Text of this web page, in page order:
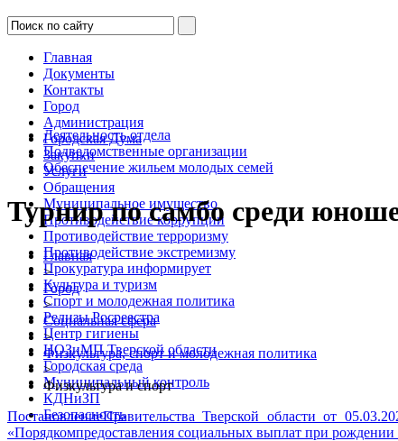
Главная
Документы
Контакты
Город
Администрация
Городская Дума
Закупки
Услуги
Обращения
Муниципальное имущество
Противодействие коррупции
Противодействие терроризму
Противодействие экстремизму
Прокуратура информирует
Культура и туризм
Спорт и молодежная политика
Релизы Росреестра
Центр гигиены
ЦОЗиМП Тверской области
Городская среда
Муниципальный контроль
КДНиЗП
Безопасность
Деятельность отдела
Подведомственные организации
Обеспечение жильем молодых семей
Турнир по самбо среди
Главная
>
Город
>
Социальная сфера
>
Физкультура, спорт и молодежная политика
>
Физкультура и спорт
ПостановлениеПравительства Тверской области от
«Порядкомпредоставления социальных выплат при